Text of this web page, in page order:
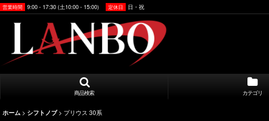
営業時間 9:00 - 17:30 (土10:00 - 15:00) 定休日 日・祝
商品検索 カテゴリ
ホーム > シフトノブ > プリウス 30系